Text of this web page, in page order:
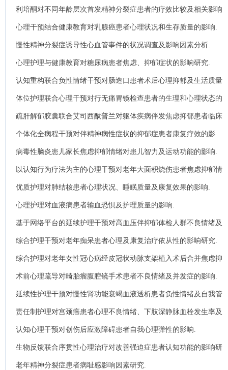
析.
利培酮对不同年龄层次首发精神分裂症患者的疗效比较及相关影响
因素分析.
心理干预结合健康教育对乳腺癌患者心理状况和生存质量的影响.
慢性精神分裂症诱导性心血管事件的状况调查及影响因素分析.
心理护理与健康教育对糖尿病患者焦虑、抑郁症状的影响研究.
认知重构联合负性情绪干预对肠造口患者术后心理抑郁及生活质量
的影响.
体位护理联合心理干预对行无痛胃镜检查患者的生理和心理状态的
影响观察.
疏肝解郁胶囊联合艾司西酞普兰对躯体疾病伴发焦虑抑郁患者临床
疗效与治疗依从性的影响.
个体化全病程干预对伴精神病性症状的抑郁症患者康复疗效的影
响.
病毒性脑炎患儿家长焦虑抑郁情绪对患儿智力及运动功能的影响.
以认知行为疗法为主的心理干预对老年大面积烧伤患者焦虑抑郁情
绪影响.
优质护理对肺结核患者心理状况、睡眠质量及康复效果的影响.
心理护理对血液病患者输血恐惧及护理质量的影响.
基于网络平台的延续护理干预对高血压伴抑郁体检人群不良情绪及
生活质量的影响.
综合护理干预对老年痴呆患者心理及康复治疗依从性的影响研究.
综合护理对老年女性冠心病经皮冠状动脉支架植入术后合并焦虑抑
郁情绪及生活质量的影响.
术前心理疏导对畸胎瘤腹腔镜手术患者不良情绪及并发症的影响.
延续性护理干预对慢性肾功能衰竭血液透析患者负性情绪及自我管
理能力的影响.
责任制护理对宫颈癌患者心理不良情绪、下肢深静脉血栓发生率及
护理满意度的影响.
认知心理干预对创伤后应激障碍患者自我心理弹性的影响.
生物反馈联合序贯性心理治疗对改善强迫症患者认知功能的影响研
究.
老年精神分裂症患者病耻感影响因素研究.